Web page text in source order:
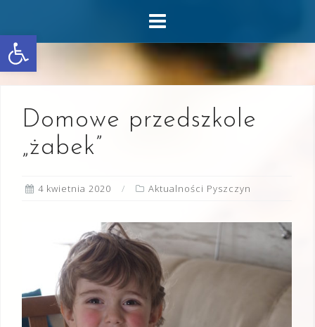
Otwórz pasek narzędzi
content
Domowe przedszkole
„żabek”
4 kwietnia 2020 Aktualności Pyszczyn